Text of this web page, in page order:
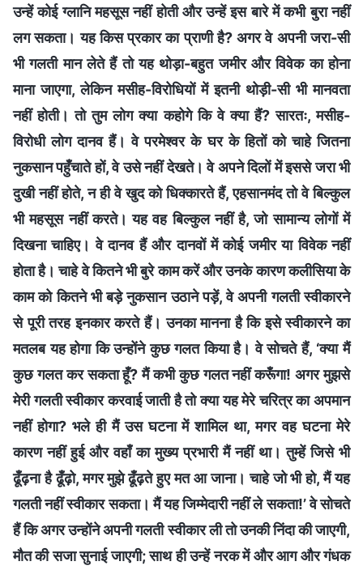
उन्हें कोई ग्लानि महसूस नहीं होती और उन्हें इस बारे में कभी बुरा नहीं
लग सकता। यह किस प्रकार का प्राणी है? अगर वे अपनी जरा-सी
भी गलती मान लेते हैं तो यह थोड़ा-बहुत जमीर और विवेक का होना
माना जाएगा, लेकिन मसीह-विरोधियों में इतनी थोड़ी-सी भी मानवता
नहीं होती। तो तुम लोग क्या कहोगे कि वे क्या हैं? सारतः, मसीह-
विरोधी लोग दानव हैं। वे परमेश्वर के घर के हितों को चाहे जितना
नुकसान पहुँचाते हों, वे उसे नहीं देखते। वे अपने दिलों में इससे जरा भी
दुखी नहीं होते, न ही वे खुद को धिक्कारते हैं, एहसानमंद तो वे बिल्कुल
भी महसूस नहीं करते। यह वह बिल्कुल नहीं है, जो सामान्य लोगों में
दिखना चाहिए। वे दानव हैं और दानवों में कोई जमीर या विवेक नहीं
होता है। चाहे वे कितने भी बुरे काम करें और उनके कारण कलीसिया के
काम को कितने भी बड़े नुकसान उठाने पड़ें, वे अपनी गलती स्वीकारने
से पूरी तरह इनकार करते हैं। उनका मानना है कि इसे स्वीकारने का
मतलब यह होगा कि उन्होंने कुछ गलत किया है। वे सोचते हैं, ‘क्या मैं
कुछ गलत कर सकता हूँ? मैं कभी कुछ गलत नहीं करूँगा! अगर मुझसे
मेरी गलती स्वीकार करवाई जाती है तो क्या यह मेरे चरित्र का अपमान
नहीं होगा? भले ही मैं उस घटना में शामिल था, मगर वह घटना मेरे
कारण नहीं हुई और वहाँ का मुख्य प्रभारी मैं नहीं था। तुम्हें जिसे भी
ढूँढ़ना है ढूँढ़ो, मगर मुझे ढूँढ़ते हुए मत आ जाना। चाहे जो भी हो, मैं यह
गलती नहीं स्वीकार सकता। मैं यह जिम्मेदारी नहीं ले सकता!’ वे सोचते
हैं कि अगर उन्होंने अपनी गलती स्वीकार ली तो उनकी निंदा की जाएगी,
मौत की सजा सुनाई जाएगी; साथ ही उन्हें नरक में और आग और गंधक